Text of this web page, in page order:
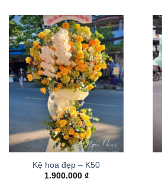
Kệ hoa đẹp – K50
1.900.000 ₫